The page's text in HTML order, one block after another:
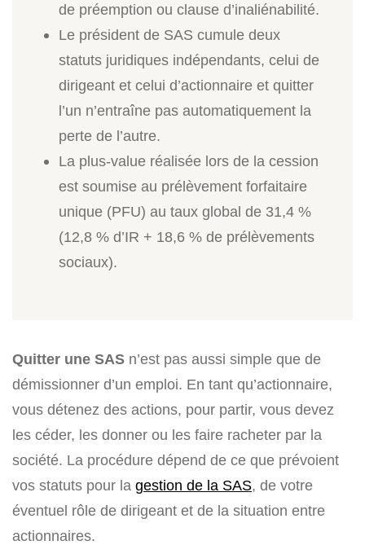
de préemption ou clause d’inaliénabilité.
Le président de SAS cumule deux
statuts juridiques indépendants, celui de
dirigeant et celui d’actionnaire et quitter
l’un n’entraîne pas automatiquement la
perte de l’autre.
La plus-value réalisée lors de la cession
est soumise au prélèvement forfaitaire
unique (PFU) au taux global de 31,4 %
(12,8 % d’IR + 18,6 % de prélèvements
sociaux).
Quitter une SAS n’est pas aussi simple que de
démissionner d’un emploi. En tant qu’actionnaire,
vous détenez des actions, pour partir, vous devez
les céder, les donner ou les faire racheter par la
société. La procédure dépend de ce que prévoient
vos statuts pour la gestion de la SAS, de votre
éventuel rôle de dirigeant et de la situation entre
actionnaires.